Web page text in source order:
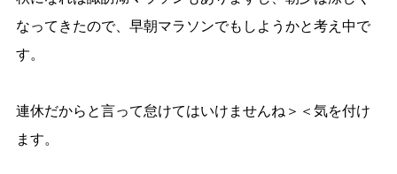
なってきたので、早朝マラソンでもしようかと考え中で
す。
連休だからと言って怠けてはいけませんね＞＜気を付け
ます。